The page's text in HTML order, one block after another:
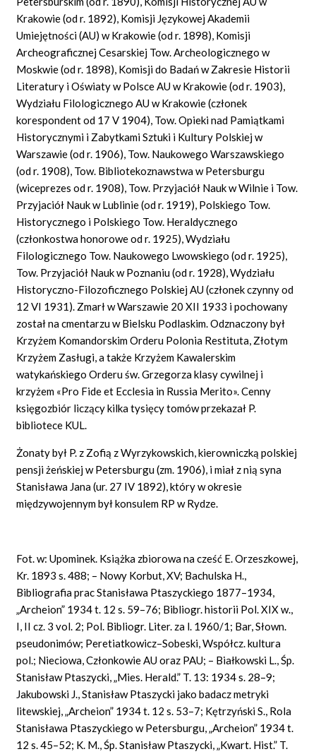
Krakowie (od r. 1892), Komisji Językowej Akademii
Umiejętności (AU) w Krakowie (od r. 1898), Komisji
Archeograficznej Cesarskiej Tow. Archeologicznego w
Moskwie (od r. 1898), Komisji do Badań w Zakresie Historii
Literatury i Oświaty w Polsce AU w Krakowie (od r. 1903),
Wydziału Filologicznego AU w Krakowie (członek
korespondent od 17 V 1904), Tow. Opieki nad Pamiątkami
Historycznymi i Zabytkami Sztuki i Kultury Polskiej w
Warszawie (od r. 1906), Tow. Naukowego Warszawskiego
(od r. 1908), Tow. Bibliotekoznawstwa w Petersburgu
(wiceprezes od r. 1908), Tow. Przyjaciół Nauk w Wilnie i Tow.
Przyjaciół Nauk w Lublinie (od r. 1919), Polskiego Tow.
Historycznego i Polskiego Tow. Heraldycznego
(członkostwa honorowe od r. 1925), Wydziału
Filologicznego Tow. Naukowego Lwowskiego (od r. 1925),
Tow. Przyjaciół Nauk w Poznaniu (od r. 1928), Wydziału
Historyczno-Filozoficznego Polskiej AU (członek czynny od
12 VI 1931). Zmarł w Warszawie 20 XII 1933 i pochowany
został na cmentarzu w Bielsku Podlaskim. Odznaczony był
Krzyżem Komandorskim Orderu Polonia Restituta, Złotym
Krzyżem Zasługi, a także Krzyżem Kawalerskim
watykańskiego Orderu św. Grzegorza klasy cywilnej i
krzyżem «Pro Fide et Ecclesia in Russia Merito».Cenny
księgozbiór liczący kilka tysięcy tomów przekazał P.
bibliotece KUL.
Żonaty był P. z Zofią z Wyrzykowskich, kierowniczką polskiej
pensji żeńskiej w Petersburgu (zm. 1906), i miał z nią syna
Stanisława Jana (ur. 27 IV 1892), który w okresie
międzywojennym był konsulem RP w Rydze.
Fot. w: Upominek. Książka zbiorowa na cześć E. Orzeszkowej,
Kr. 1893 s. 488; – Nowy Korbut, XV; Bachulska H.,
Bibliografia prac Stanisława Ptaszyckiego 1877–1934,
„Archeion” 1934 t. 12 s. 59–76; Bibliogr. historii Pol. XIX w.,
I, II cz. 3 vol. 2; Pol. Bibliogr. Liter. za l. 1960/1; Bar, Słown.
pseudonimów; Peretiatkowicz–Sobeski, Współcz. kultura
pol.; Nieciowa, Członkowie AU oraz PAU; – Białkowski L., Śp.
Stanisław Ptaszycki, „Mies. Herald.” T. 13: 1934 s. 28–9;
Jakubowski J., Stanisław Ptaszycki jako badacz metryki
litewskiej, „Archeion” 1934 t. 12 s. 53–7; Kętrzyński S., Rola
Stanisława Ptaszyckiego w Petersburgu, „Archeion” 1934 t.
12 s. 45–52; K. M., Śp. Stanisław Ptaszycki, „Kwart. Hist.” T.